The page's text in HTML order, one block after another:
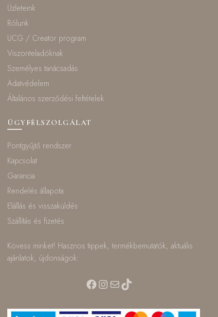
Üzleteink
Rólunk
UCG / Creator program
Viszonteladóknak
Személyes tanácsadás
Adatvédelem
Általános szerződési feltételek
ÜGYFÉLSZOLGÁLAT
Pontgyűjtő rendszer
Kapcsolat
Garancia
Rendelés állapota
Elállás és visszaküldés
Szállítás és fizetés
Kövess minket! Hasznos tippek, termékbemutatók, aktuális
ajánlatok, újdonságok:
Facebook
Instagram
MailTikTok